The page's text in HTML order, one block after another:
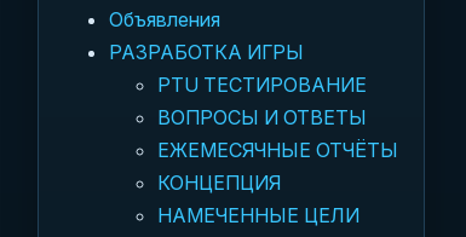
Объявления
РАЗРАБОТКА ИГРЫ
PTU ТЕСТИРОВАНИЕ
ВОПРОСЫ И ОТВЕТЫ
ЕЖЕМЕСЯЧНЫЕ ОТЧЁТЫ
КОНЦЕПЦИЯ
НАМЕЧЕННЫЕ ЦЕЛИ